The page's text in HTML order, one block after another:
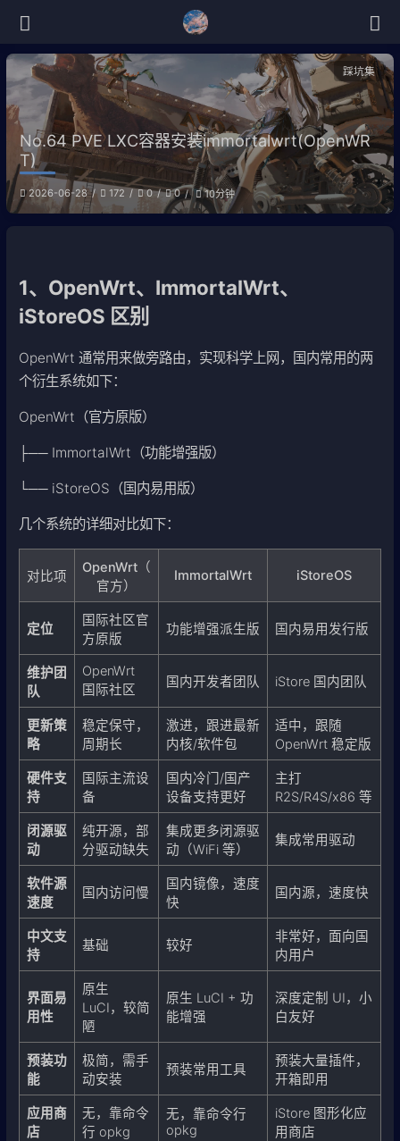
踩坑集
No.64 PVE LXC容器安装immortalwrt(OpenWR
T)
2026-06-28 172 0 0 10分钟
1、OpenWrt、ImmortalWrt、
iStoreOS 区别
OpenWrt 通常用来做旁路由，实现科学上网，国内常用的两
个衍生系统如下：
OpenWrt（官方原版）
├── ImmortalWrt（功能增强版）
└── iStoreOS（国内易用版）
几个系统的详细对比如下：
对比项
OpenWrt（
官方）
ImmortalWrt iStoreOS
定位
国际社区官
方原版
功能增强派生版 国内易用发行版
维护团
队
OpenWrt
国际社区
国内开发者团队 iStore 国内团队
更新策
略
稳定保守，
周期长
激进，跟进最新
内核/软件包
适中，跟随
OpenWrt 稳定版
硬件支
持
国际主流设
备
国内冷门/国产
设备支持更好
主打
R2S/R4S/x86 等
闭源驱
动
纯开源，部
分驱动缺失
集成更多闭源驱
动（WiFi 等）
集成常用驱动
软件源
速度
国内访问慢
国内镜像，速度
快
国内源，速度快
中文支
持
基础 较好
非常好，面向国
内用户
界面易
用性
原生
LuCI，较简
陋
原生 LuCI + 功
能增强
深度定制 UI，小
白友好
预装功
能
极简，需手
动安装
预装常用工具
预装大量插件，
开箱即用
应用商
店
无，靠命令
行 opkg
无，靠命令行
opkg
iStore 图形化应
用商店